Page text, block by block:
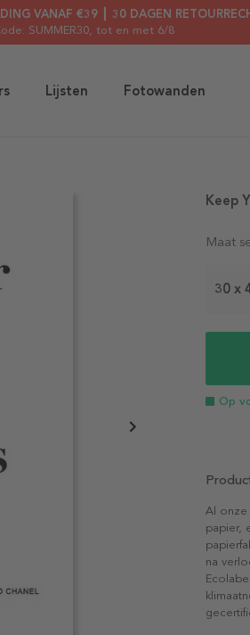
VANAF €39 ┃ 30 DAGEN
SUMMER30, tot en met 6/8
Lijsten Fotowanden
Maat
30 x
Op
Keep
Al onze
papier,
na